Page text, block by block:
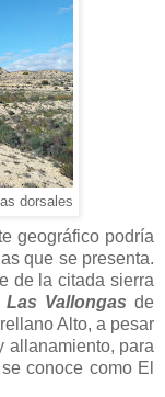
dorsales
geográfico podría
que se presenta.
de la citada sierra
Las Vallongas de
Alto, a pesar
allanamiento, para
conoce como El